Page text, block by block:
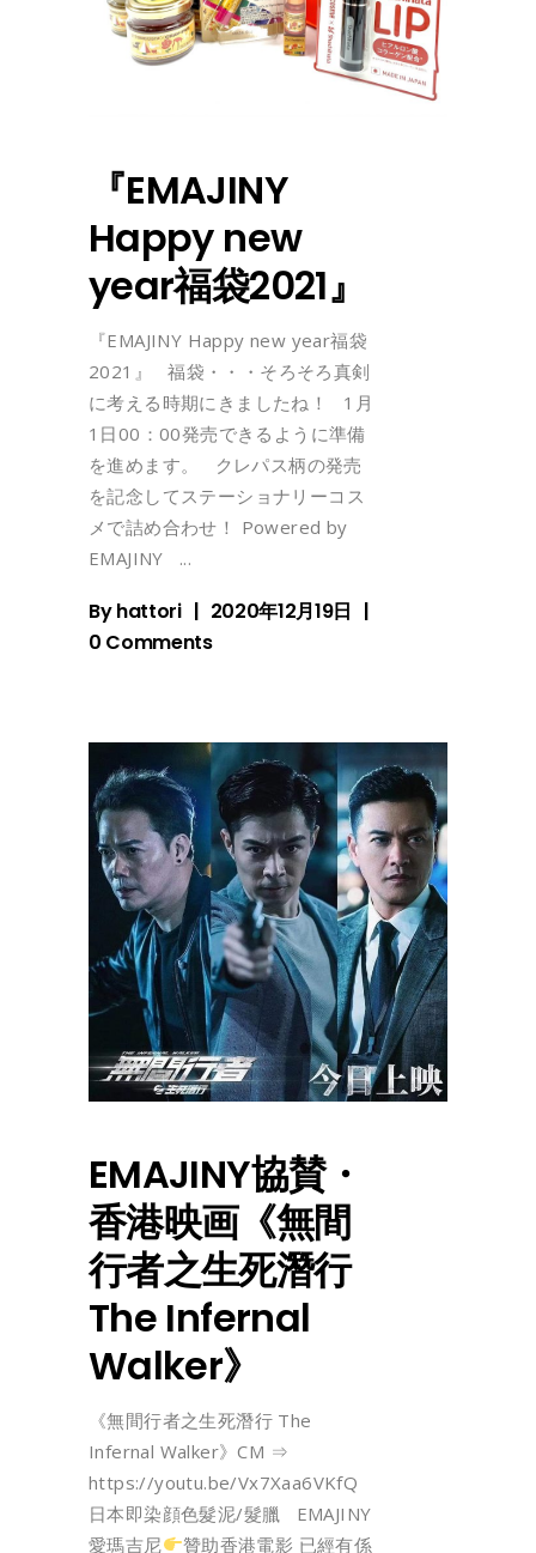
『EMAJINY
Happy new
year福袋2021』
『EMAJINY Happy new year福袋
2021』 福袋・・・そろそろ真剣
に考える時期にきましたね！ 1月
1日00：00発売できるように準備
を進めます。 クレパス柄の発売
を記念してステーショナリーコス
メで詰め合わせ！ Powered by
EMAJINY
Byhattori
2020年12月19日
0 Comments
EMAJINY協賛・
香港映画《無間
行者之生死潛行
The Infernal
Walker》
《無間行者之生死潛行 The
Infernal Walker》CM ⇒
https://youtu.be/Vx7Xaa6VKfQ
日本即染顔色髮泥/髮臘 EMAJINY
愛瑪吉尼
贊助香港電影 已經有係